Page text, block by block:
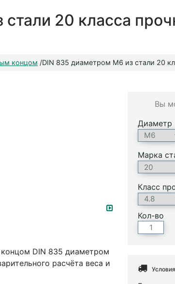
20 класса
концом /DIN 835 диаметром М6 из стали 20
DIN 835 диаметром
расчёта веса и
Вы
Диаметр
Марка
Класс
Кол-во